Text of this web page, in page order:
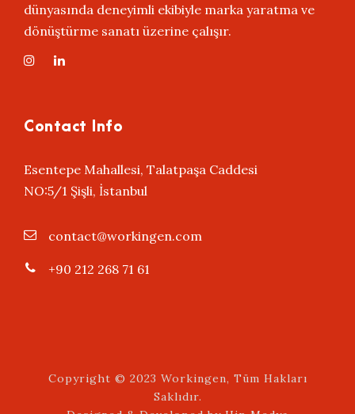
dünyasında deneyimli ekibiyle marka yaratma ve
dönüştürme sanatı üzerine çalışır.
Contact Info
Esentepe Mahallesi, Talatpaşa Caddesi
NO:5/1 Şişli, İstanbul
contact@workingen.com
+90 212 268 71 61
Copyright © 2023 Workingen, Tüm Hakları
Saklıdır.